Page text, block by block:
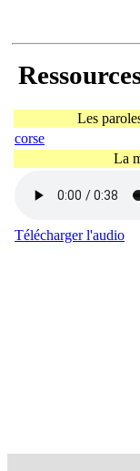
Les
corse
La
Télécharger l'audio